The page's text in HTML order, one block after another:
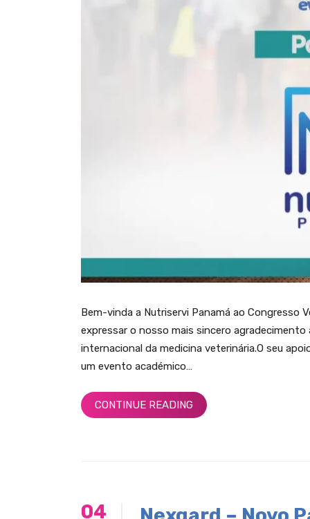
Bem-vinda a Nutriservi Panamá ao Congresso
expressar o nosso mais sincero
internacional da medicina veterinária.O seu
um evento académico…
CONTINUE READING
04